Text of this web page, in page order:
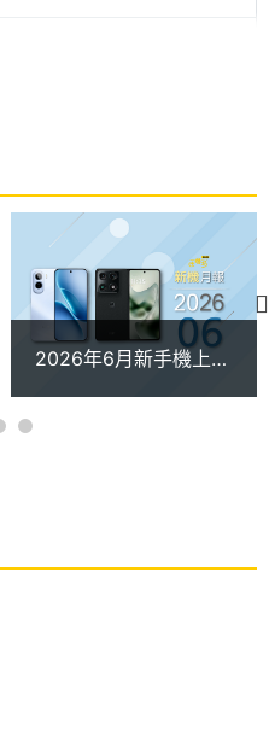
光圈，即便在夜間也能拍
為 800 萬畫素自拍鏡
功能。
HyperOS 2 操作介面
3 八核心處理器
、8GB RAM + 256GB
2026年6月新手機上市